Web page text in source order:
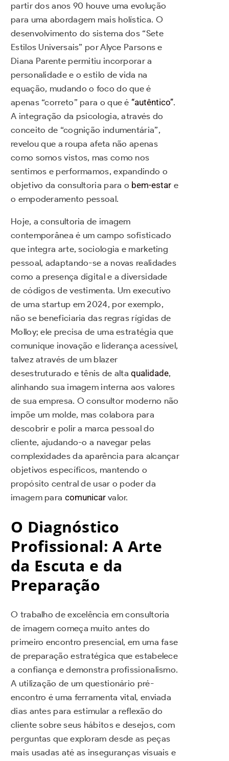
partir dos anos 90 houve uma evolução
para uma abordagem mais holística. O
desenvolvimento do sistema dos “Sete
Estilos Universais” por Alyce Parsons e
Diana Parente permitiu incorporar a
personalidade e o estilo de vida na
equação, mudando o foco do que é
apenas “correto” para o que é“autêntico”.
A integração da psicologia, através do
conceito de “cognição indumentária”,
revelou que a roupa afeta não apenas
como somos vistos, mas como nos
sentimos e performamos, expandindo o
objetivo da consultoria para o bem-estar e
o empoderamento pessoal.
Hoje, a consultoria de imagem
contemporânea é um campo sofisticado
que integra arte, sociologia e marketing
pessoal, adaptando-se a novas realidades
como a presença digital e a diversidade
de códigos de vestimenta. Um executivo
de uma startup em 2024, por exemplo,
não se beneficiaria das regras rígidas de
Molloy; ele precisa de uma estratégia que
comunique inovação e liderança acessível,
talvez através de um blazer
desestruturado e tênis de altaqualidade,
alinhando sua imagem interna aos valores
de sua empresa. O consultor moderno não
impõe um molde, mas colabora para
descobrir e polir a marca pessoal do
cliente, ajudando-o a navegar pelas
complexidades da aparência para alcançar
objetivos específicos, mantendo o
propósito central de usar o poder da
imagem para comunicarvalor.
O Diagnóstico
Profissional: A Arte
da Escuta e da
Preparação
O trabalho de excelência em consultoria
de imagem começa muito antes do
primeiro encontro presencial, em uma fase
de preparação estratégica que estabelece
a confiança e demonstra profissionalismo.
A utilização de um questionário pré-
encontro é uma ferramenta vital, enviada
dias antes para estimular a reflexão do
cliente sobre seus hábitos e desejos, com
perguntas que exploram desde as peças
mais usadas até as inseguranças visuais e